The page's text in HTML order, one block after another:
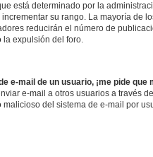
está determinado por la
su rango. La mayoría de
reducirán el número de
la expulsión del foro.
e-mail de un usuario, ¡me pide que
e-mail a otros usuarios a través
del sistema de e-mail por